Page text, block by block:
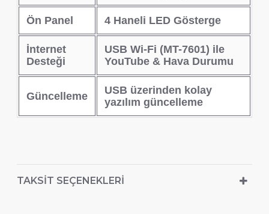
Ön Panel 4 Haneli LED Gösterge
İnternet
Desteği
USB Wi-Fi (MT-7601) ile
YouTube & Hava Durumu
Güncelleme
USB üzerinden kolay
yazılım güncelleme
TAKSIT SEÇENEKLERI